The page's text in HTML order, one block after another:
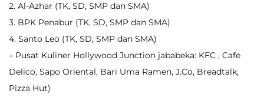
2. Al-Azhar (TK, SD, SMP dan SMA)
3. BPK Penabur (TK, SD, SMP dan SMA)
4. Santo Leo (TK, SD, SMP dan SMA)
– Pusat Kuliner Hollywood Junction jababeka: KFC , Cafe
Delico, Sapo Oriental, Bari Uma Ramen, J.Co, Breadtalk,
Pizza Hut)